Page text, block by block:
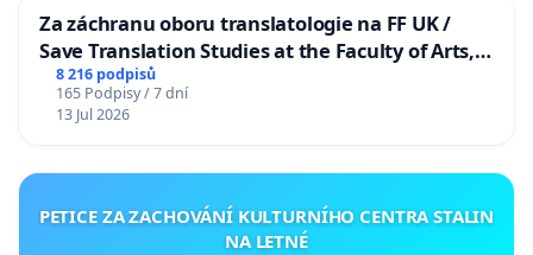
Za záchranu oboru translatologie na FF UK /
Save Translation Studies at the Faculty of Arts,
Charles University
8 216 podpisů
165 Podpisy / 7 dní
13 Jul 2026
PETICE ZA ZACHOVÁNÍ KULTURNÍHO CENTRA STALIN
NA LETNÉ